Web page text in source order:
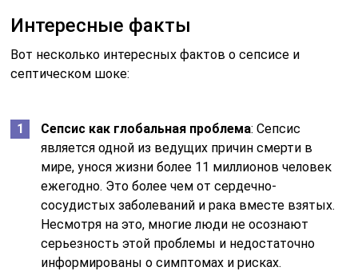
Интересные факты
Вот несколько интересных фактов о сепсисе и
септическом шоке:
Сепсис как глобальная проблема: Сепсис
является одной из ведущих причин смерти в
мире, унося жизни более 11 миллионов человек
ежегодно. Это более чем от сердечно-
сосудистых заболеваний и рака вместе взятых.
Несмотря на это, многие люди не осознают
серьезность этой проблемы и недостаточно
информированы о симптомах и рисках.